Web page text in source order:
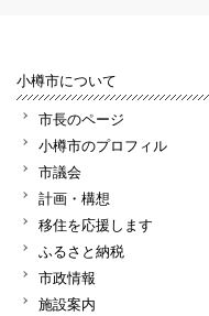
小樽市について
市長のページ
小樽市のプロフィル
市議会
計画・構想
移住を応援します
ふるさと納税
市政情報
施設案内